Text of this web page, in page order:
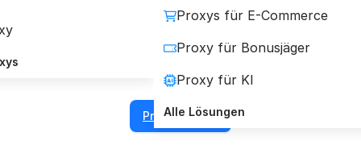
Proxys für E-Commerce
Proxy für Bonusjäger
Proxy für KI
Alle Lösungen
wichtigsten Aufgaben.
TrustPilot 4.2Reviews.io
Proxy kaufen